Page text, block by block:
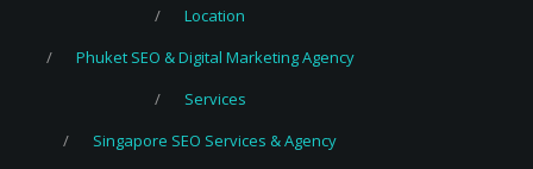
Location
Phuket SEO & Digital Marketing Agency
Services
Singapore SEO Services & Agency